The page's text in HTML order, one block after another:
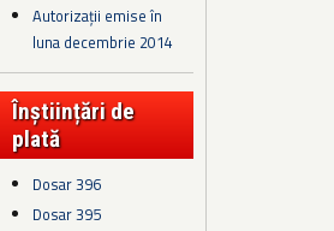
Autorizații emise în
luna decembrie 2014
Înștiințări de
plată
Dosar 396
Dosar 395